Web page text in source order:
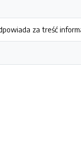
za treść